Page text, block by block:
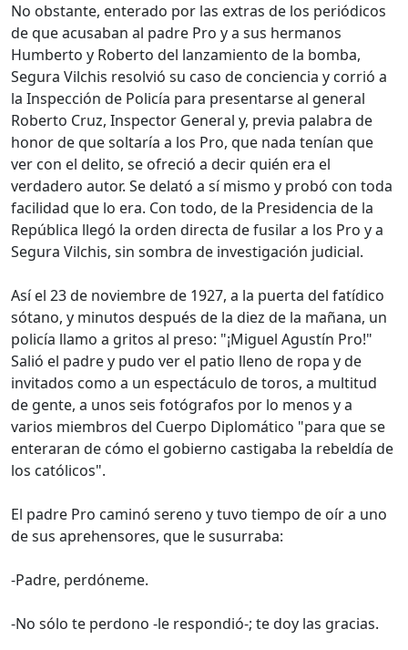
No obstante, enterado por las extras de los periódicos
de que acusaban al padre Pro y a sus hermanos
Humberto y Roberto del lanzamiento de la bomba,
Segura Vilchis resolvió su caso de conciencia y corrió a
la Inspección de Policía para presentarse al general
Roberto Cruz, Inspector General y, previa palabra de
honor de que soltaría a los Pro, que nada tenían que
ver con el delito, se ofreció a decir quién era el
verdadero autor. Se delató a sí mismo y probó con toda
facilidad que lo era. Con todo, de la Presidencia de la
República llegó la orden directa de fusilar a los Pro y a
Segura Vilchis, sin sombra de investigación judicial.
Así el 23 de noviembre de 1927, a la puerta del fatídico
sótano, y minutos después de la diez de la mañana, un
policía llamo a gritos al preso: "¡Miguel Agustín Pro!"
Salió el padre y pudo ver el patio lleno de ropa y de
invitados como a un espectáculo de toros, a multitud
de gente, a unos seis fotógrafos por lo menos y a
varios miembros del Cuerpo Diplomático "para que se
enteraran de cómo el gobierno castigaba la rebeldía de
los católicos".
El padre Pro caminó sereno y tuvo tiempo de oír a uno
de sus aprehensores, que le susurraba:
-Padre, perdóneme.
-No sólo te perdono -le respondió-; te doy las gracias.